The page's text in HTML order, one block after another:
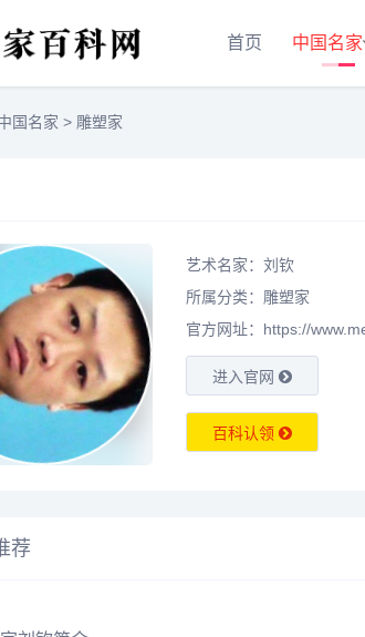
首页 中国名家
国名家 > 雕塑家
艺术名家：刘钦
所属分类：
雕塑家
官方网址：https://
进入官网
百科认领
荐